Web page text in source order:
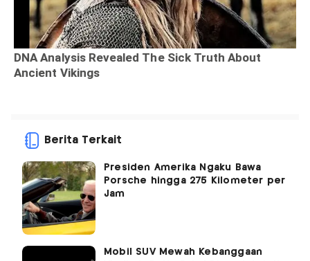
Berita Terkait
Presiden Amerika Ngaku Bawa
Porsche hingga 275 Kilometer per
Jam
Mobil SUV Mewah Kebanggaan